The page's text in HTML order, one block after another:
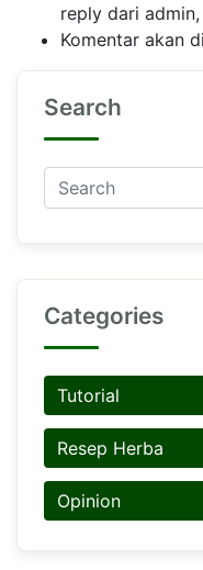
reply dari
Komentar akan
Search
Categories
Tutorial
Resep Herba
Opinion